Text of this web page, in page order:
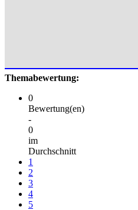
Themabewertung:
0
Bewertung(en)
-
0
im
Durchschnitt
1
2
3
4
5